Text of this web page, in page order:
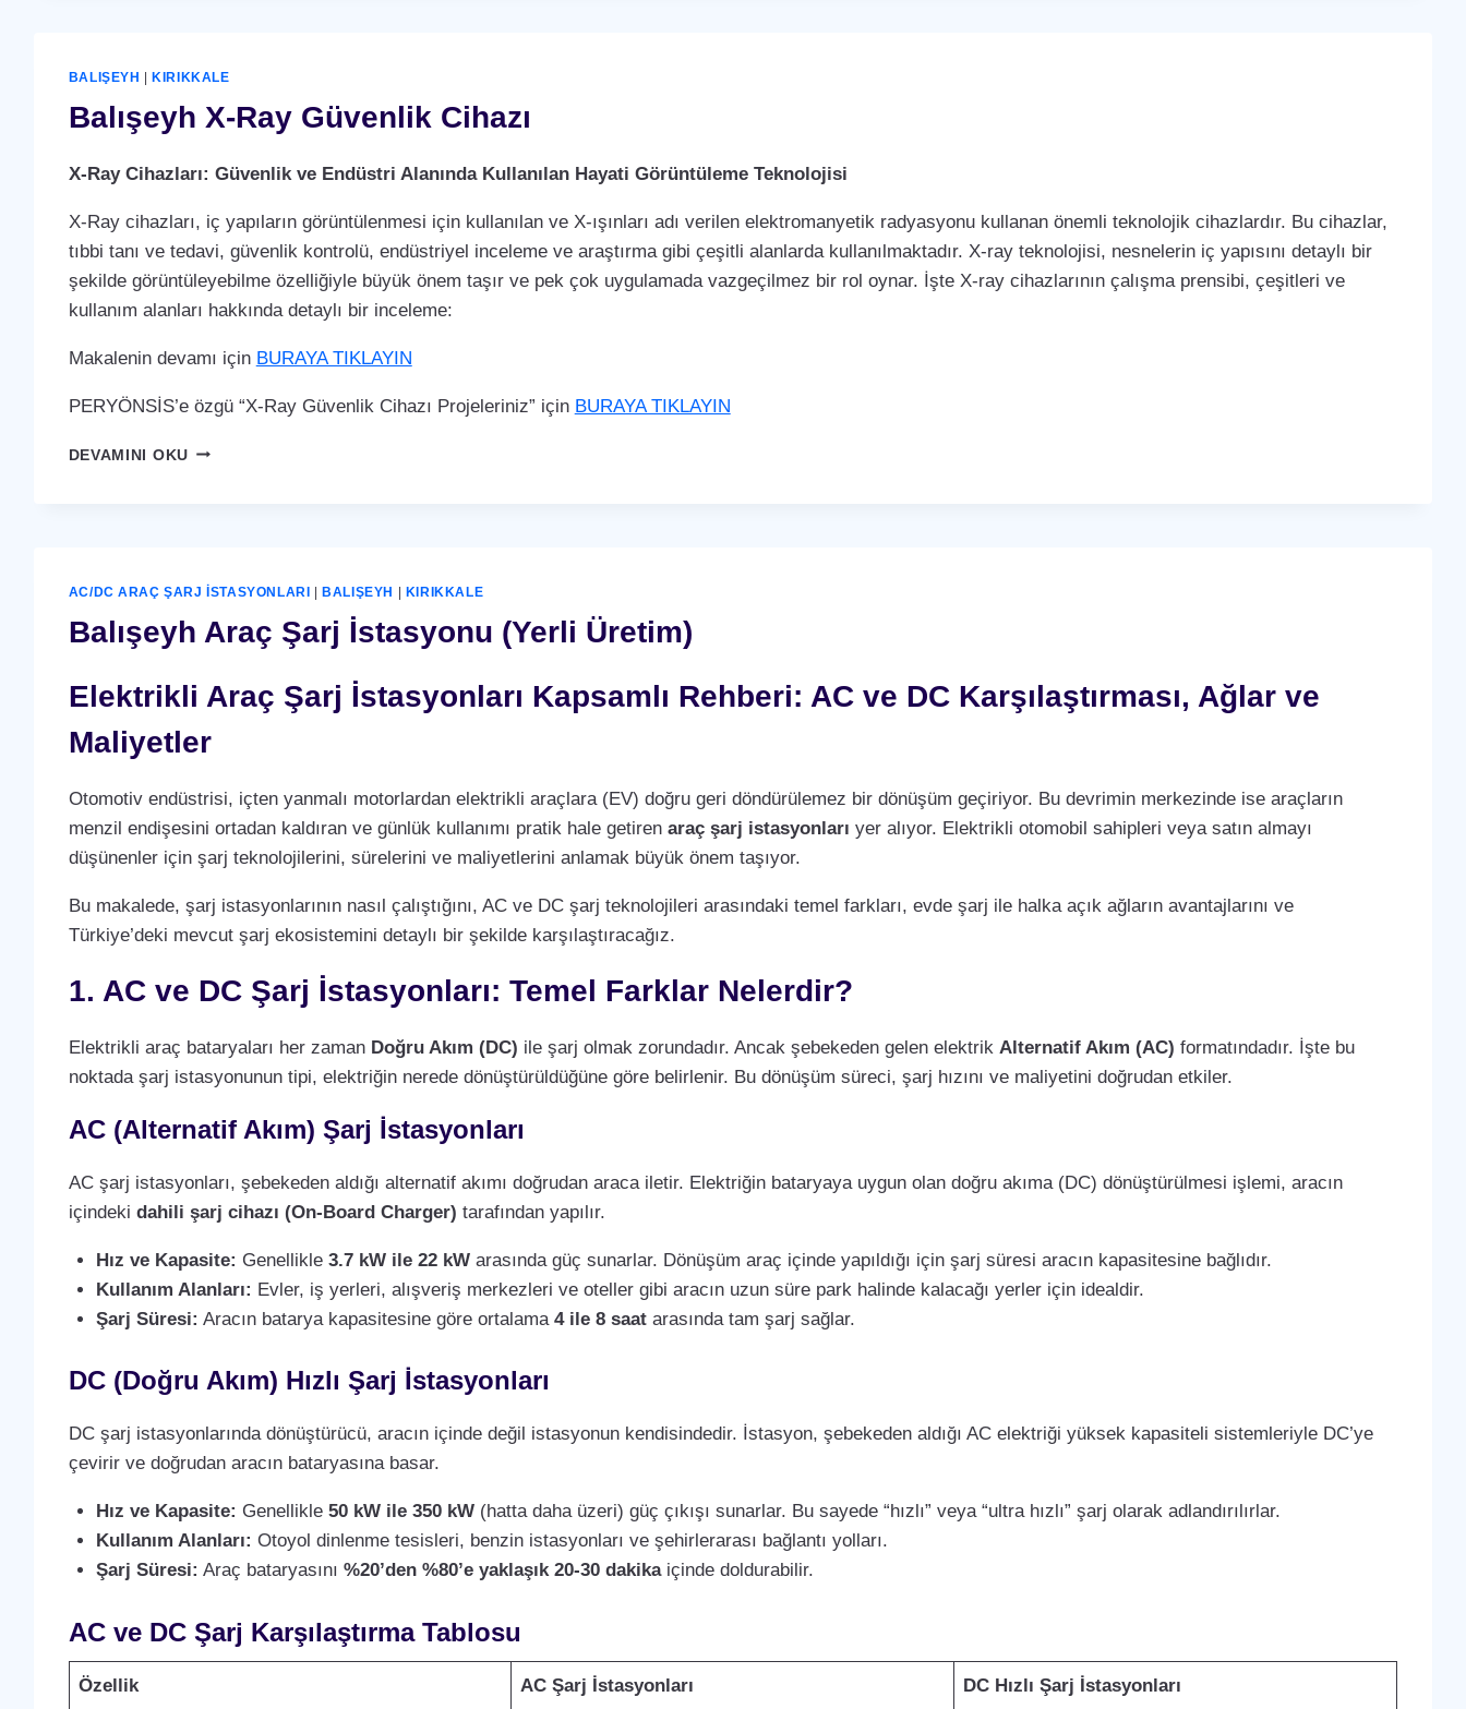
BALIŞEYH |KIRIKKALE
Balışeyh X-Ray Güvenlik Cihazı
X-Ray Cihazları: Güvenlik ve Endüstri Alanında Kullanılan Hayati Görüntüleme Teknolojisi
X-Ray cihazları, iç yapıların görüntülenmesi için kullanılan ve X-ışınları adı verilen elektromanyetik radyasyonu kullanan önemli teknolojik cihazlardır. Bu cihazlar,
tıbbi tanı ve tedavi, güvenlik kontrolü, endüstriyel inceleme ve araştırma gibi çeşitli alanlarda kullanılmaktadır. X-ray teknolojisi, nesnelerin iç yapısını detaylı bir
şekilde görüntüleyebilme özelliğiyle büyük önem taşır ve pek çok uygulamada vazgeçilmez bir rol oynar. İşte X-ray cihazlarının çalışma prensibi, çeşitleri ve
kullanım alanları hakkında detaylı bir inceleme:
Makalenin devamı için BURAYA TIKLAYIN
PERYÖNSİS’e özgü “X-Ray Güvenlik Cihazı Projeleriniz” için BURAYA TIKLAYIN
DEVAMINI OKUBALIŞEYH
AC/DC ARAÇ ŞARJ İSTASYONLARI |BALIŞEYH | KIRIKKALE
Balışeyh Araç Şarj İstasyonu (Yerli Üretim)
Elektrikli Araç Şarj İstasyonları Kapsamlı Rehberi: AC ve DC Karşılaştırması, Ağlar ve
Maliyetler
Otomotiv endüstrisi, içten yanmalı motorlardan elektrikli araçlara (EV) doğru geri döndürülemez bir dönüşüm geçiriyor. Bu devrimin merkezinde ise araçların
menzil endişesini ortadan kaldıran ve günlük kullanımı pratik hale getiren araç şarj istasyonları yer alıyor. Elektrikli otomobil sahipleri veya satın almayı
düşünenler için şarj teknolojilerini, sürelerini ve maliyetlerini anlamak büyük önem taşıyor.
Bu makalede, şarj istasyonlarının nasıl çalıştığını, AC ve DC şarj teknolojileri arasındaki temel farkları, evde şarj ile halka açık ağların avantajlarını ve
Türkiye’deki mevcut şarj ekosistemini detaylı bir şekilde karşılaştıracağız.
1. AC ve DC Şarj İstasyonları: Temel Farklar Nelerdir?
Elektrikli araç bataryaları her zaman Doğru Akım (DC) ile şarj olmak zorundadır. Ancak şebekeden gelen elektrik Alternatif Akım (AC) formatındadır. İşte bu
noktada şarj istasyonunun tipi, elektriğin nerede dönüştürüldüğüne göre belirlenir. Bu dönüşüm süreci, şarj hızını ve maliyetini doğrudan etkiler.
AC (Alternatif Akım) Şarj İstasyonları
AC şarj istasyonları, şebekeden aldığı alternatif akımı doğrudan araca iletir. Elektriğin bataryaya uygun olan doğru akıma (DC) dönüştürülmesi işlemi, aracın
içindeki dahili şarj cihazı (On-Board Charger) tarafından yapılır.
Hız ve Kapasite: Genellikle3.7 kW ile 22 kW arasında güç sunarlar. Dönüşüm araç içinde yapıldığı için şarj süresi aracın kapasitesine bağlıdır.
Kullanım Alanları: Evler, iş yerleri, alışveriş merkezleri ve oteller gibi aracın uzun süre park halinde kalacağı yerler için idealdir.
Şarj Süresi: Aracın batarya kapasitesine göre ortalama4 ile 8 saat arasında tam şarj sağlar.
DC (Doğru Akım) Hızlı Şarj İstasyonları
DC şarj istasyonlarında dönüştürücü, aracın içinde değil istasyonun kendisindedir. İstasyon, şebekeden aldığı AC elektriği yüksek kapasiteli sistemleriyle DC’ye
çevirir ve doğrudan aracın bataryasına basar.
Hız ve Kapasite: Genellikle50 kW ile 350 kW (hatta daha üzeri) güç çıkışı sunarlar. Bu sayede “hızlı” veya “ultra hızlı” şarj olarak adlandırılırlar.
Kullanım Alanları: Otoyol dinlenme tesisleri, benzin istasyonları ve şehirlerarası bağlantı yolları.
Şarj Süresi: Araç bataryasını%20’den %80’e yaklaşık 20-30 dakikaiçinde doldurabilir.
AC ve DC Şarj Karşılaştırma Tablosu
Özellik AC Şarj İstasyonları DC Hızlı Şarj İstasyonları